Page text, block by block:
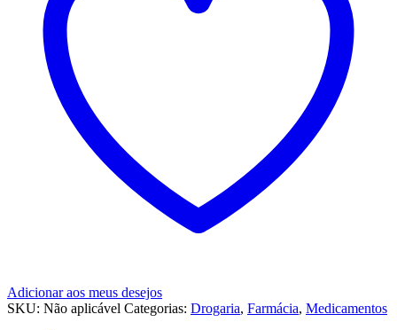
Adicionar aos meus desejos
SKU: Não aplicável Categorias: Drogaria, Farmácia, Medicamentos